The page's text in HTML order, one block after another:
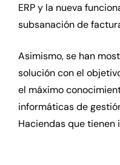
ERP y la nueva
subsanación de
Asimismo, se han
solución con el
el máximo
informáticas de
Haciendas que tienen